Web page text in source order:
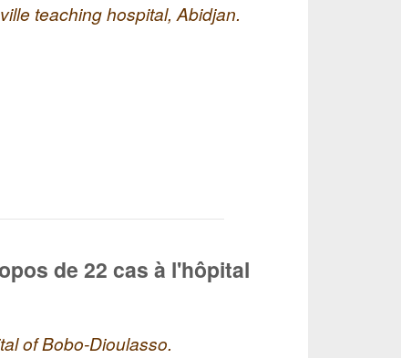
teaching hospital, Abidjan.
de 22 cas à l'hôpital
of Bobo-Dioulasso.